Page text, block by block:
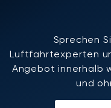
Sprechen
Luftfahrtexperten
Angebot innerhalb
und